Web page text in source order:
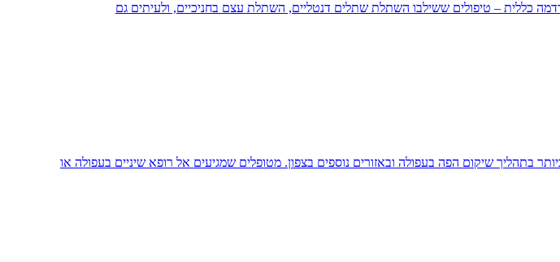
כללית – טיפולים ששילבו השתלת שתלים דנטליים, השתלת עצם בחניכיים, ולעיתים גם
בתהליך שיקום הפה בעפולה ובאזורים נוספים בצפון. מטופלים שמגיעים אל רופא שיניים בעפולה או